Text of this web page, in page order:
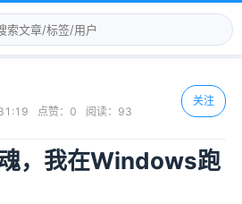
点赞： 0 阅读： 93
关注
，我在Windows跑